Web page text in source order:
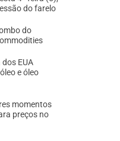
do farelo
do
EUA
e óleo
momentos
preços no